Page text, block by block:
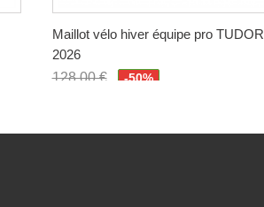
Maillot vélo hiver équipe pro TUDOR
2026
128,00 €
-50%